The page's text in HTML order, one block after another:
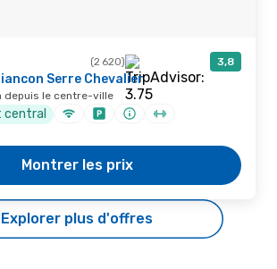
(2 620) 3,8
Serre Chevalier
depuis le centre-ville
central
Montrer les prix
Explorer plus d'offres